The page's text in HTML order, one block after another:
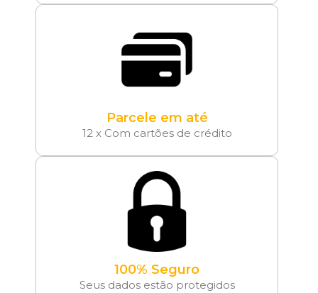
Parcele em até
12 x Com cartões de crédito
100% Seguro
Seus dados estão protegidos